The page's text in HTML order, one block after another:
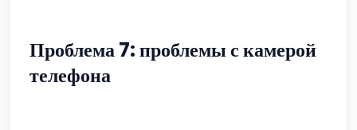
Проблема 7: проблемы с камерой
телефона